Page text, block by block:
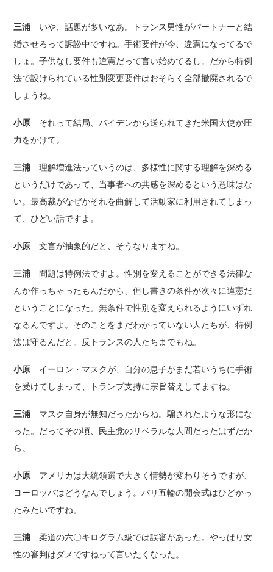
三浦 いや、話題が多いなあ。トランス男性がパートナーと結
婚させろって訴訟中ですね。手術要件が今、違憲になってるで
しょ。子供なし要件も違憲だって言い始めてるし。だから特例
法で設けられている性別変更要件はおそらく全部撤廃されるで
しょうね。
小原 それって結局、バイデンから送られてきた米国大使が圧
力をかけて。
三浦理解増進法っていうのは、多様性に関する理解を深める
というだけであって、当事者への共感を深めるという意味はな
い。最高裁がなぜかそれを曲解して活動家に利用されてしまっ
て、ひどい話ですよ。
小原文言が抽象的だと、そうなりますね。
三浦 問題は特例法ですよ。性別を変えることができる法律な
んか作っちゃったもんだから、但し書きの条件が次々に違憲だ
ということになった。無条件で性別を変えられるようにいずれ
なるんですよ。そのことをまだわかっていない人たちが、特例
法は守るんだと。反トランスの人たちまでもね。
小原 イーロン・マスクが、自分の息子がまだ若いうちに手術
を受けてしまって、トランプ支持に宗旨替えしてますね。
三浦 マスク自身が無知だったからね。騙されたような形にな
った。だってその頃、民主党のリベラルな人間だったはずだか
ら。
小原 アメリカは大統領選で大きく情勢が変わりそうですが、
ヨーロッパはどうなんでしょう。パリ五輪の開会式はひどかっ
たみたいですね。
三浦柔道の六〇キログラム級では誤審があった。やっぱり女
性の審判はダメですねって言いたくなった。